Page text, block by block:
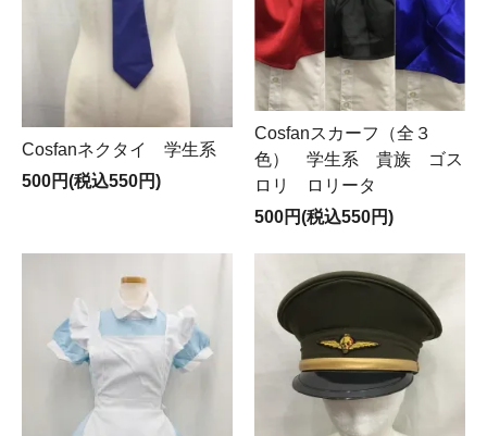
Cosfanネクタイ 学生系
500円(税込550円)
Cosfanスカーフ（全３
色） 学生系 貴族 ゴス
ロリ ロリータ
500円(税込550円)